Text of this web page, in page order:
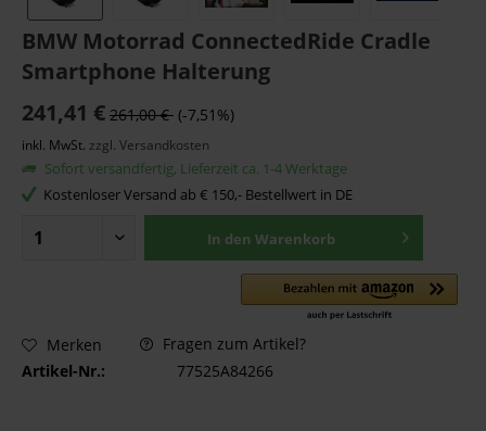
BMW Motorrad ConnectedRide Cradle
Smartphone Halterung
241,41 € 261,00 € (-7,51%)
inkl. MwSt. zzgl. Versandkosten
Sofort versandfertig, Lieferzeit ca. 1-4 Werktage
Kostenloser Versand ab € 150,- Bestellwert in DE
In den Warenkorb
Merken
Fragen zum Artikel?
Artikel-Nr.:
77525A84266